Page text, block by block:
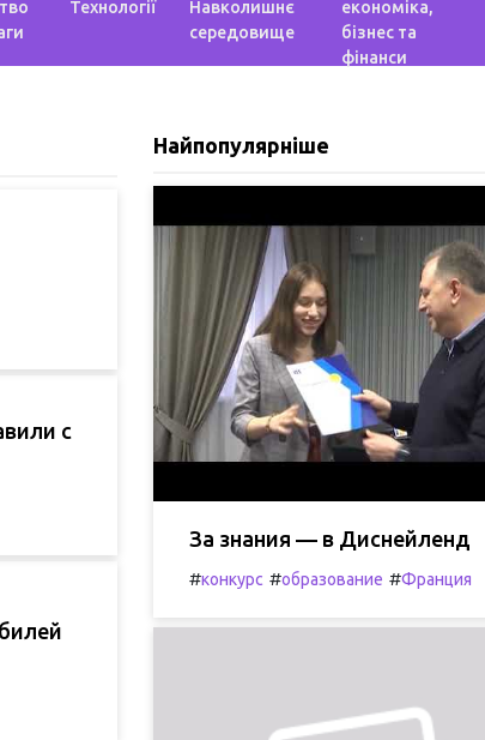
Технології
Навколишнє
середовище
економіка,
бізнес та
фінанси
с
Найпопулярніше
За знания — в Диснейленд
#конкурс #образование #Франция